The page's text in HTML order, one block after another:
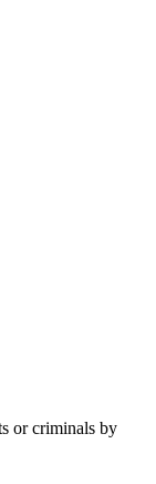
or criminals by